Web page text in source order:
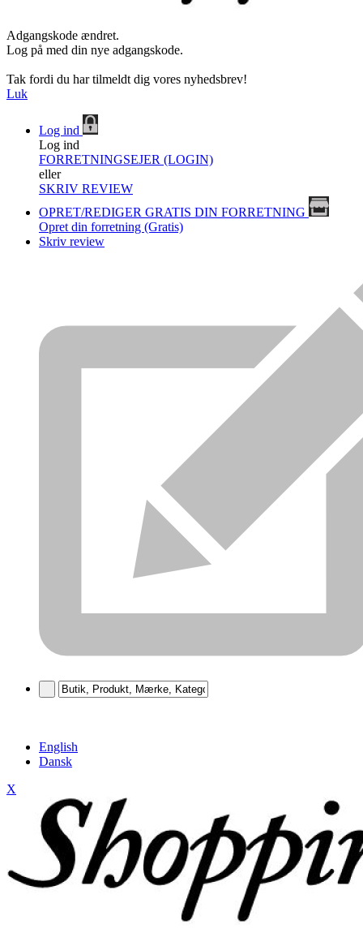
Adgangskode ændret.
Log på med din nye adgangskode.
Tak fordi du har tilmeldt dig vores nyhedsbrev!
Luk
Log ind
Log ind
FORRETNINGSEJER (LOGIN)
eller
SKRIV REVIEW
OPRET/REDIGER GRATIS DIN FORRETNING
Opret din forretning (Gratis)
Skriv review
English
Dansk
X